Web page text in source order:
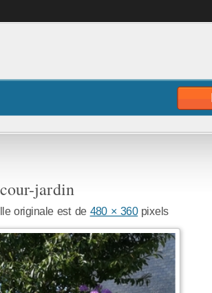
jardin
originale est de 480 × 360pixels